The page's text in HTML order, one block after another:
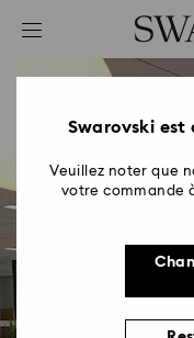
Accesskeys list
0 - Header
2 - FooterSwarovski est
Veuillez noter que
votre commande